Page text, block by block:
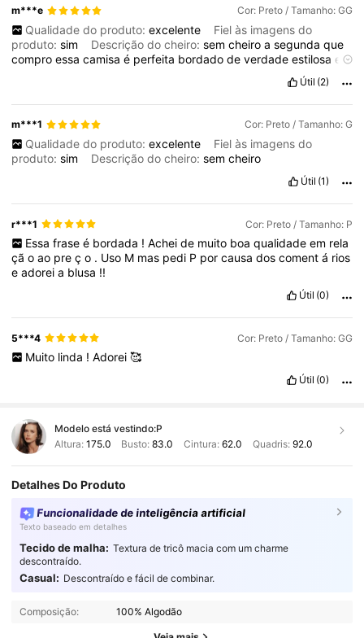
m***e Cor: Preto / Tamanho: GG
Qualidade do produto: excelente
Fiel às imagens do
produto:sim Descrição do cheiro:semcheiroasegundaque
comproessacamisaé perfeita bordadodeverdadeestilosa en
Útil (2)
m***1 Cor: Preto / Tamanho: G
Qualidade do produto: excelente
Fiel às imagens do
produto:sim Descrição do cheiro:semcheiro
Útil (1)
r***1 Cor: Preto / Tamanho: P
Essa frase é bordada ! Achei de muito boa qualidade em rela
çãoao preço . Uso M mas pedi P porcausadoscomentá rios
eadoreia blusa !!
Útil (0)
5***4 Cor: Preto / Tamanho: GG
Muito linda ! Adorei 🥰
Útil (0)
Modelo está vestindo:P
Altura: 175.0 Busto:83.0 Cintura: 62.0 Quadris: 92.0
Detalhes Do Produto
Funcionalidade de inteligência artificial
Texto baseado em detalhes
Tecido de malha: Textura de tricô macia com um charme
descontraído.
Casual: Descontraído e fácil de combinar.
Composição: 100% Algodão
4,89 544K Seguidores
544K Seguidores